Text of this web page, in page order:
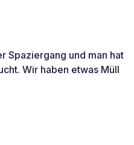
Spaziergang und man hat
Wir haben etwas Müll